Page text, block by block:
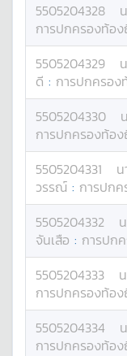
5505204328
การปกครองท้อ
5505204329
ดี : การปกครอง
5505204330
การปกครองท้อ
5505204331 น
วรรณ์ : การปก
5505204332
จันเสือ : การปก
5505204333
การปกครองท้อ
5505204334
การปกครองท้อ